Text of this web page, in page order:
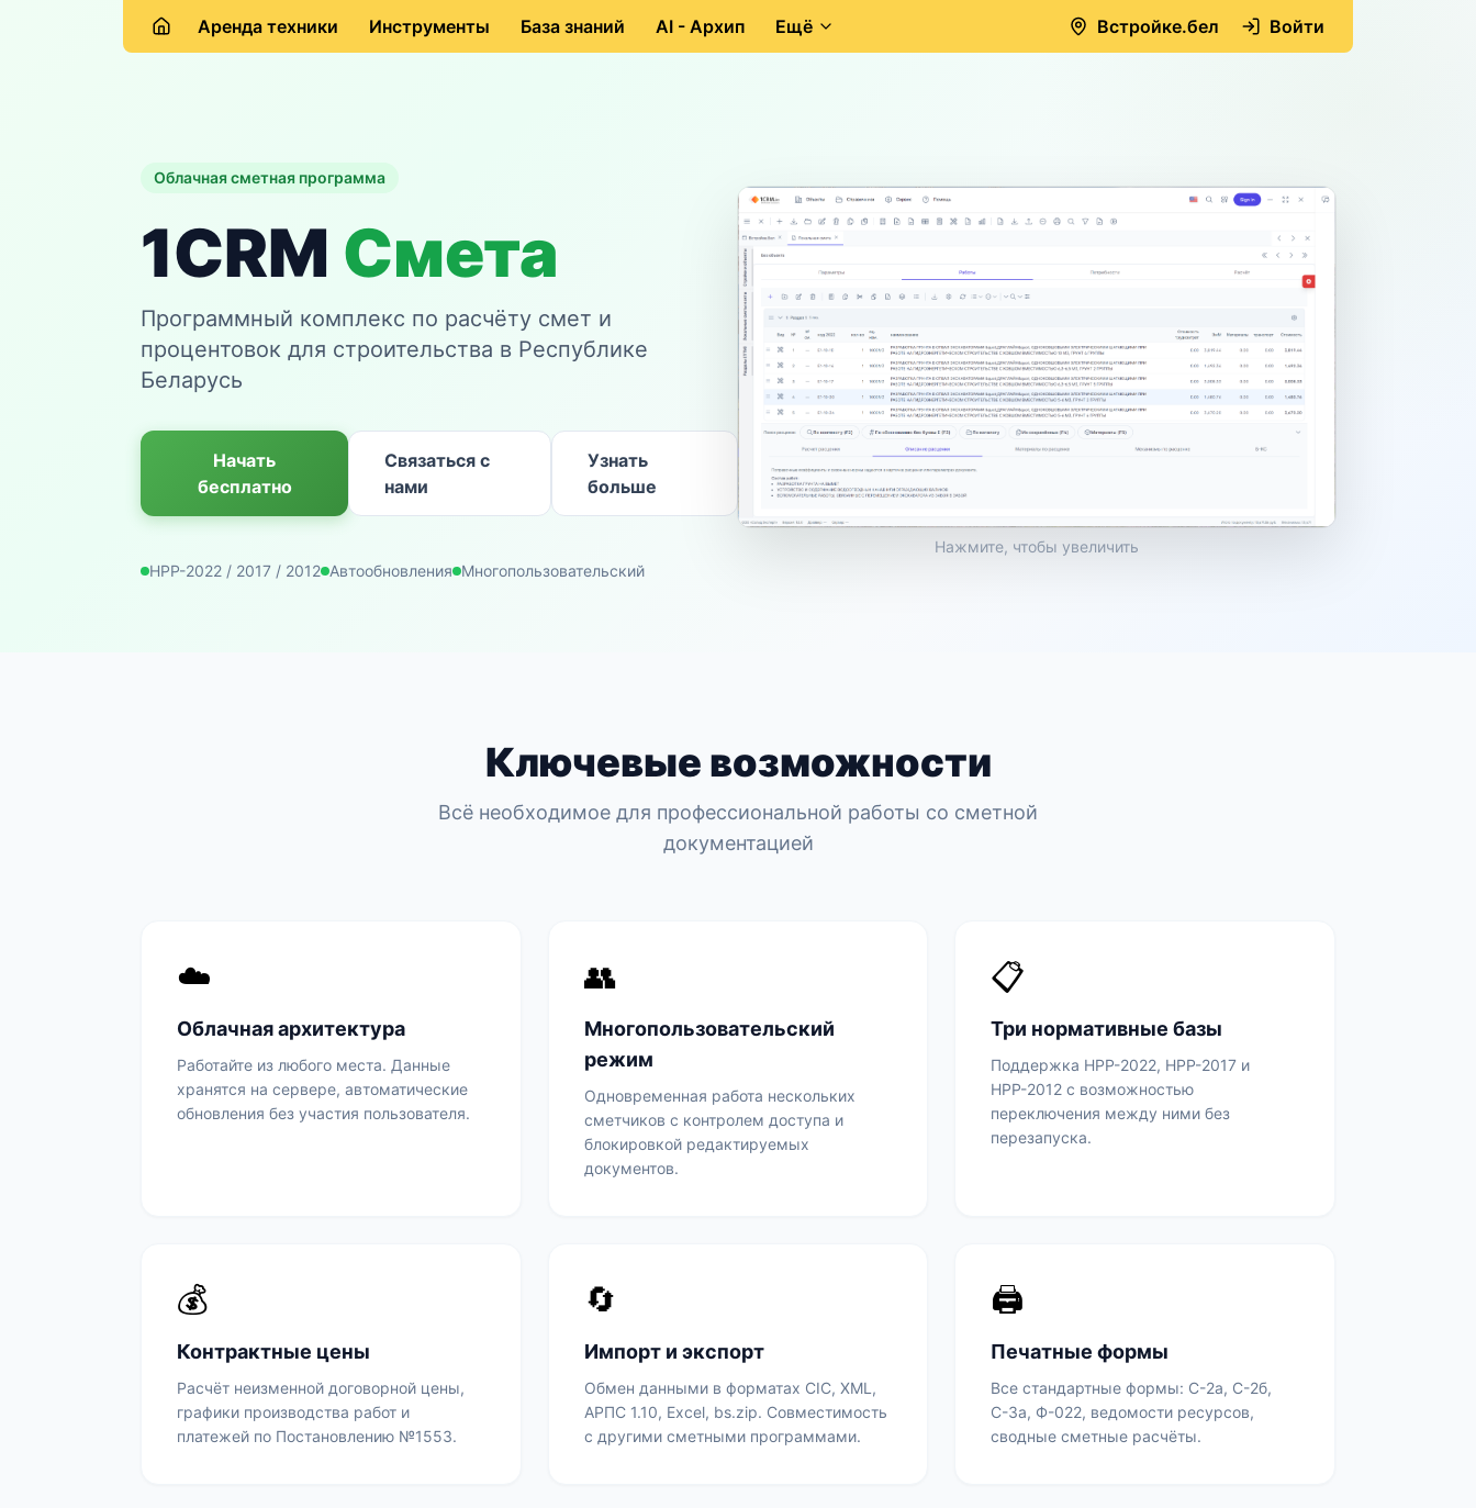
Аренда техники Инструменты База знаний AI - Архип Ещё Встройке.бел Войти
Облачная сметная программа
1CRM Смета
Программный комплекс по расчёту смет и
процентовок для строительства в Республике
Беларусь
Начать
бесплатно
Связаться с
нами
Узнать
больше
НРР-2022 / 2017 / 2012 Автообновления Многопользовательский
Нажмите, чтобы увеличить
Ключевые возможности
Всё необходимое для профессиональной работы со сметной
документацией
☁️
Облачная архитектура
Работайте из любого места. Данные
хранятся на сервере, автоматические
обновления без участия пользователя.
👥
Многопользовательский
режим
Одновременная работа нескольких
сметчиков с контролем доступа и
блокировкой редактируемых
документов.
📋
Три нормативные базы
Поддержка НРР-2022, НРР-2017 и
НРР-2012 с возможностью
переключения между ними без
перезапуска.
💰
Контрактные цены
Расчёт неизменной договорной цены,
графики производства работ и
платежей по Постановлению №1553.
🔄
Импорт и экспорт
Обмен данными в форматах СІС, XML,
АРПС 1.10, Excel, bs.zip. Совместимость
с другими сметными программами.
🖨️
Печатные формы
Все стандартные формы: С-2а, С-2б,
С-3а, Ф-022, ведомости ресурсов,
сводные сметные расчёты.